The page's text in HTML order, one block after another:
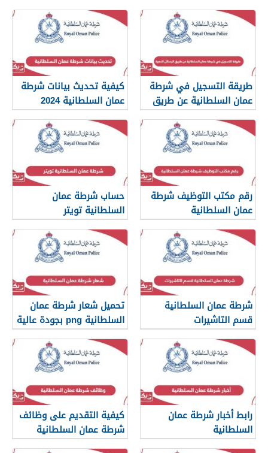
طريقة التسجيل في شرطة
عمان السلطانية عن طريق
الرسائل النصية
كيفية تحديث بيانات شرطة
عمان السلطانية 2024
رقم مكتب التوظيف شرطة
عمان السلطانية
حساب شرطة عمان
السلطانية تويتر
شرطة عمان السلطانية
قسم التاشيرات
تحميل شعار شرطة عمان
السلطانية png بجودة عالية
2024
رابط أخبار شرطة عمان
السلطانية
www.rop.gov.om
كيفية التقديم على وظائف
شرطة عمان السلطانية
2024